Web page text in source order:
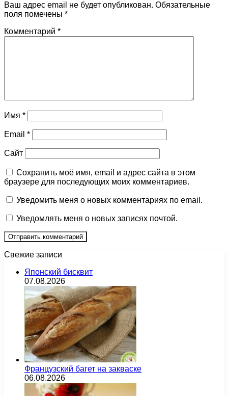
Ваш адрес email не будет опубликован. Обязательные
поля помечены *
Комментарий *
Имя *
Email *
Сайт
Сохранить моё имя, email и адрес сайта в этом
браузере для последующих моих комментариев.
Уведомить меня о новых комментариях по email.
Уведомлять меня о новых записях почтой.
Свежие записи
Японский бисквит
07.08.2026
Французский багет на закваске
06.08.2026